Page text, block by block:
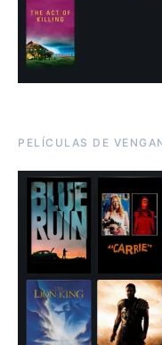
PELÍCULAS DE